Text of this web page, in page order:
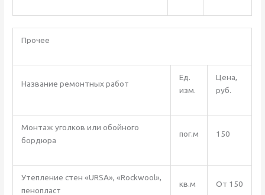
Прочее
Название ремонтных работ
Ед.
изм.
Цена,
руб.
Монтаж уголков или обойного
бордюра
пог.м 150
Утепление стен «URSA», «Rockwool»,
пенопласт
кв.м От 150